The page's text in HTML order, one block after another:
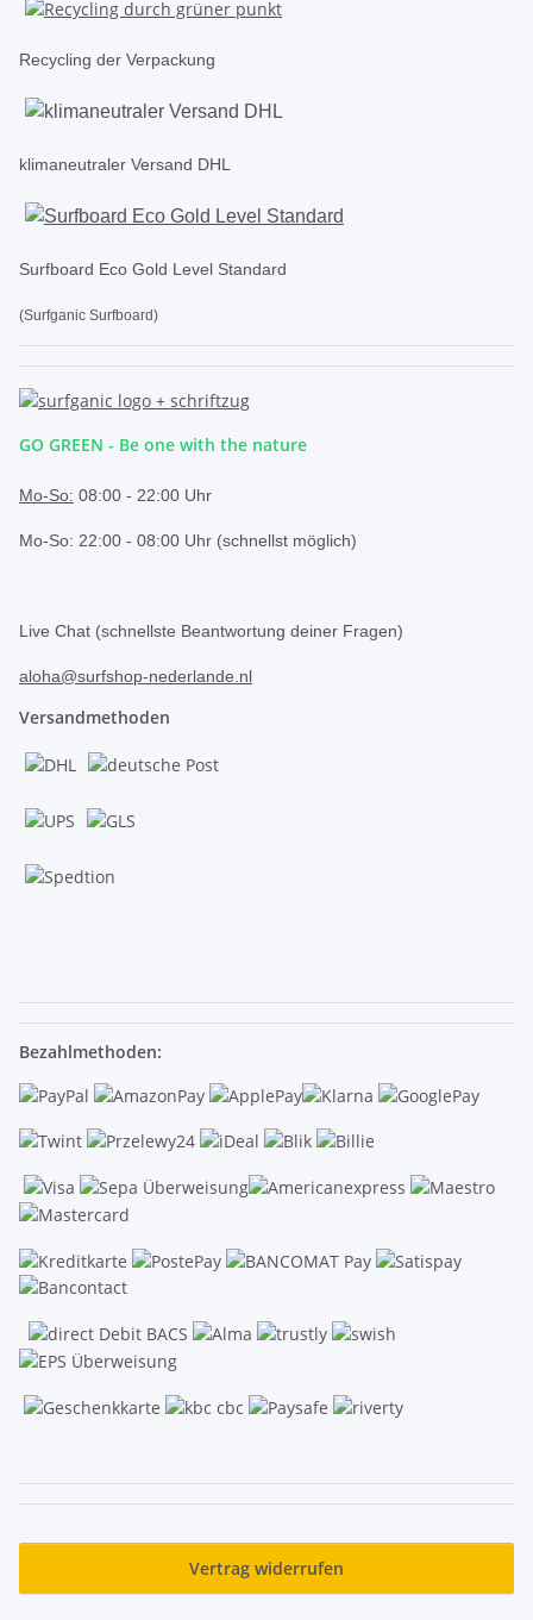
Recycling der Verpackung
klimaneutraler Versand DHL
Surfboard Eco Gold Level Standard
(Surfganic Surfboard)
GO GREEN - Be one with the nature
Mo-So: 08:00 - 22:00 Uhr
Mo-So: 22:00 - 08:00 Uhr (schnellst möglich)
Live Chat (schnellste Beantwortung deiner Fragen)
aloha@surfshop-nederlande.nl
Versandmethoden
Bezahlmethoden:
Vertrag widerrufen